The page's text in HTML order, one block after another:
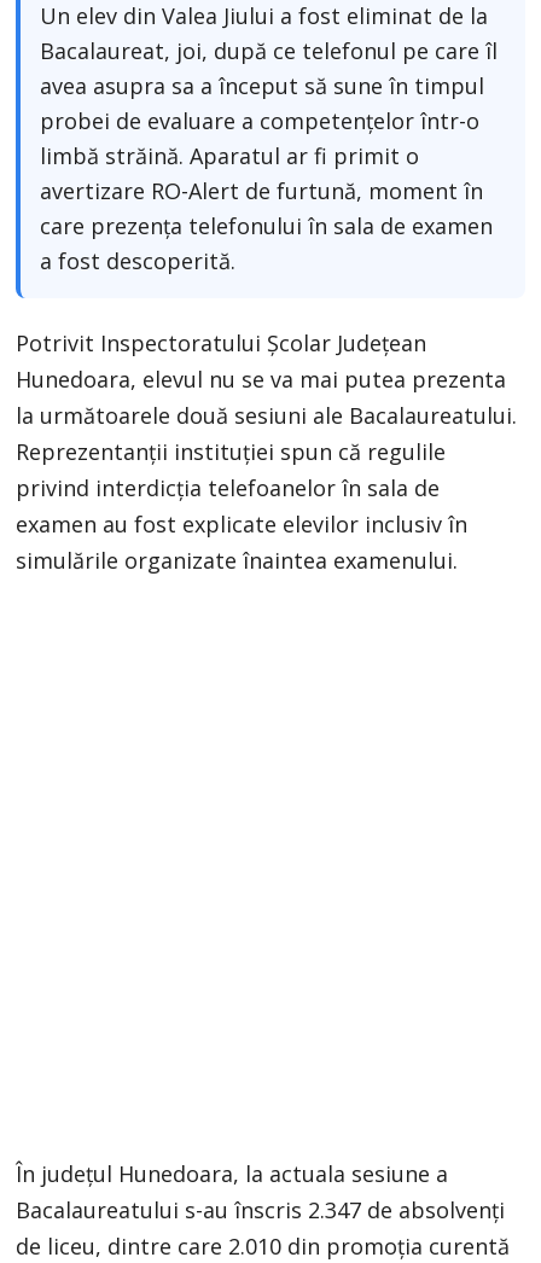
Un elev din Valea Jiului a fost eliminat de la
Bacalaureat, joi, după ce telefonul pe care îl
avea asupra sa a început să sune în timpul
probei de evaluare a competențelor într-o
limbă străină. Aparatul ar fi primit o
avertizare RO-Alert de furtună, moment în
care prezența telefonului în sala de examen
a fost descoperită.
Potrivit Inspectoratului Școlar Județean
Hunedoara, elevul nu se va mai putea prezenta
la următoarele două sesiuni ale Bacalaureatului.
Reprezentanții instituției spun că regulile
privind interdicția telefoanelor în sala de
examen au fost explicate elevilor inclusiv în
simulările organizate înaintea examenului.
În județul Hunedoara, la actuala sesiune a
Bacalaureatului s-au înscris 2.347 de absolvenți
de liceu, dintre care 2.010 din promoția curentă